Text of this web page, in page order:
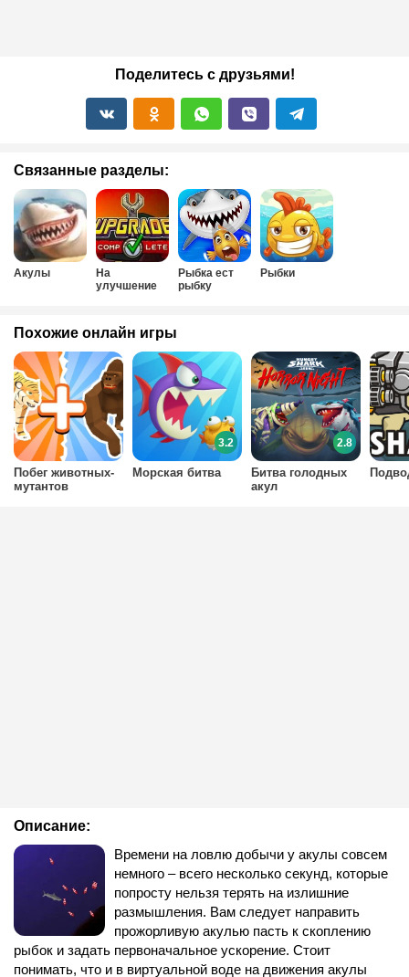
Поделитесь с друзьями!
Связанные разделы:
Акулы
На
улучшение
Рыбка ест
рыбку
Рыбки
Описание:
Времени на ловлю добычи у акулы совсем
немного – всего несколько секунд, которые
попросту нельзя терять на излишние
размышления. Вам следует направить
прожорливую акулью пасть к скоплению
рыбок и задать первоначальное ускорение. Стоит
понимать, что и в виртуальной воде на движения акулы
Похожие онлайн игры
Побег животных-
мутантов
Морская битва
3.2
Битва голодных
акул
2.8